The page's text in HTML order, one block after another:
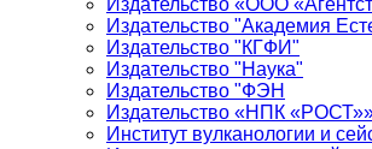
Издательство «ООО
Издательство "Академия
Издательство "КГФИ"
Издательство "Наука"
Издательство "ФЭН
Издательство «НПК
Институт вулканологии и